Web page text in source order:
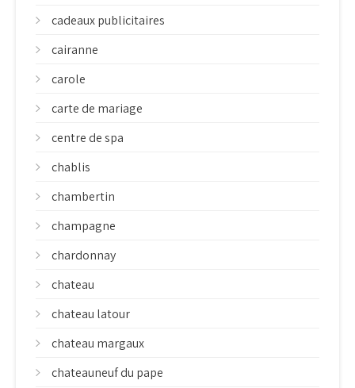
cadeaux publicitaires
cairanne
carole
carte de mariage
centre de spa
chablis
chambertin
champagne
chardonnay
chateau
chateau latour
chateau margaux
chateauneuf du pape